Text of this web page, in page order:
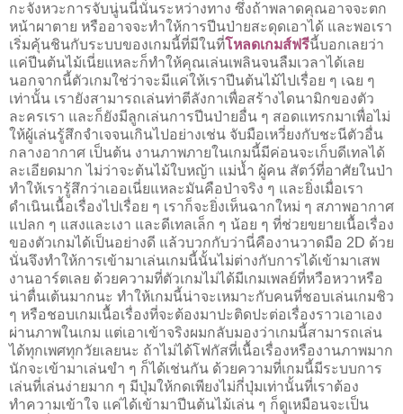
กะจังหวะการจับนู่นนี่นั่นระหว่างทาง ซึ่งถ้าพลาดคุณอาจจะตก
หน้าผาตาย หรืออาจจะทำให้การปีนป่ายสะดุดเอาได้ และพอเรา
เริ่มคุ้นชินกับระบบของเกมนี้ที่มีในที่โหลดเกมส์ฟรีนี้บอกเลยว่า
แค่ปีนต้นไม้เนี่ยแหละก็ทำให้คุณเล่นเพลินจนลืมเวลาได้เลย
นอกจากนี้ตัวเกมใช่ว่าจะมีแค่ให้เราปีนต้นไม้ไปเรื่อย ๆ เฉย ๆ
เท่านั้น เรายังสามารถเล่นท่าตีลังกาเพื่อสร้างไดนามิกของตัว
ละครเรา และก็ยังมีลูกเล่นการปีนป่ายอื่น ๆ สอดแทรกมาเพื่อไม่
ให้ผู้เล่นรู้สึกจำเจจนเกินไปอย่างเช่น จับมือเหวี่ยงกับชะนีตัวอื่น
กลางอากาศ เป็นต้น งานภาพภายในเกมนี้มีค่อนจะเก็บดีเทลได้
ละเอียดมาก ไม่ว่าจะต้นไม้ใบหญ้า แม่น้ำ ผู้คน สัตว์ที่อาศัยในป่า
ทำให้เรารู้สึกว่าเออเนี่ยแหละมันคือป่าจริง ๆ และยิ่งเมื่อเรา
ดำเนินเนื้อเรื่องไปเรื่อย ๆ เราก็จะยิ่งเห็นฉากใหม่ ๆ สภาพอากาศ
แปลก ๆ แสงและเงา และดีเทลเล็ก ๆ น้อย ๆ ที่ช่วยขยายเนื้อเรื่อง
ของตัวเกมได้เป็นอย่างดี แล้วบวกกับว่านี่คืองานวาดมือ 2D ด้วย
นั่นจึงทำให้การเข้ามาเล่นเกมนี้นั้นไม่ต่างกับการได้เข้ามาเสพ
งานอาร์ตเลย ด้วยความที่ตัวเกมไม่ได้มีเกมเพลย์ที่หวือหวาหรือ
น่าตื่นเต้นมากนะ ทำให้เกมนี้น่าจะเหมาะกับคนที่ชอบเล่นเกมชิว
ๆ หรือชอบเกมเนื้อเรื่องที่จะต้องมาปะติดปะต่อเรื่องราวเอาเอง
ผ่านภาพในเกม แต่เอาเข้าจริงผมกลับมองว่าเกมนี้สามารถเล่น
ได้ทุกเพศทุกวัยเลยนะ ถ้าไม่ได้โฟกัสที่เนื้อเรื่องหรืองานภาพมาก
นักจะเข้ามาเล่นขำ ๆ ก็ได้เช่นกัน ด้วยความที่เกมนี้มีระบบการ
เล่นที่เล่นง่ายมาก ๆ มีปุ่มให้กดเพียงไม่กี่ปุ่มเท่านั้นที่เราต้อง
ทำความเข้าใจ แค่ได้เข้ามาปีนต้นไม้เล่น ๆ ก็ดูเหมือนจะเป็น